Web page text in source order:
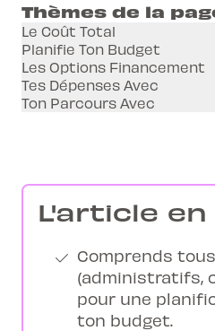
Thèmes de la
Le Coût Total
Planifie Ton Budget
Les Options Financement
Tes Dépenses Avec
Ton Parcours Avec
L'article
Comprends
(administratifs,
pour une
ton budget.